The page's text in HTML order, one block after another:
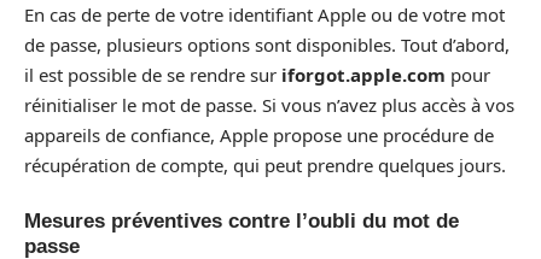
En cas de perte de votre identifiant Apple ou de votre mot
de passe, plusieurs options sont disponibles. Tout d’abord,
il est possible de se rendre sur iforgot.apple.com pour
réinitialiser le mot de passe. Si vous n’avez plus accès à vos
appareils de confiance, Apple propose une procédure de
récupération de compte, qui peut prendre quelques jours.
Mesures préventives contre l’oubli du mot de
passe